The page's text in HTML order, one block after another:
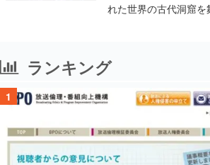
れた世界の古代洞窟
ランキング
1